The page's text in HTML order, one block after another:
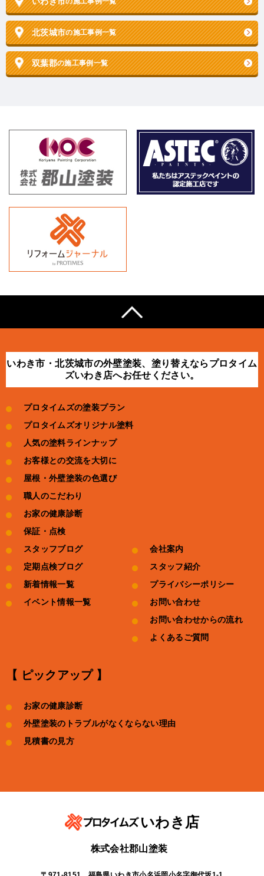
北茨城市の施工事例一覧
双葉郡の施工事例一覧
いわき市・北茨城市の外壁塗装、塗り替えならプロタイム
ズいわき店へお任せください。
プロタイムズの塗装プラン
プロタイムズオリジナル塗料
人気の塗料ラインナップ
お客様との交流を大切に
屋根・外壁塗装の色選び
職人のこだわり
お家の健康診断
保証・点検
スタッフブログ
定期点検ブログ
新着情報一覧
イベント情報一覧
会社案内
スタッフ紹介
プライバシーポリシー
お問い合わせ
お問い合わせからの流れ
よくあるご質問
【 ピックアップ 】
お家の健康診断
外壁塗装のトラブルがなくならない理由
見積書の見方
いわき店
株式会社郡山塗装